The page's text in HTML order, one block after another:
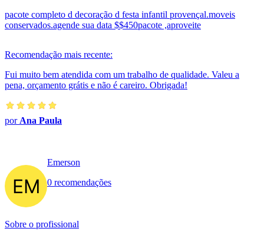
pacote completo d decoração d festa infantil provençal.moveis
conservados.agende sua data $$450pacote ,aproveite
Recomendação mais recente:
Fui muito bem atendida com um trabalho de qualidade. Valeu a
pena, orçamento grátis e não é careiro. Obrigada!
por Ana Paula
Emerson
0 recomendações
Sobre o profissional